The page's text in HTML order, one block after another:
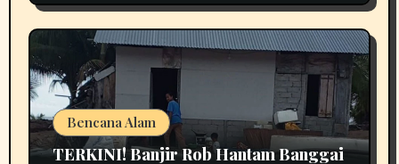
Bencana Alam
TERKINI! Banjir Rob Hantam Banggai